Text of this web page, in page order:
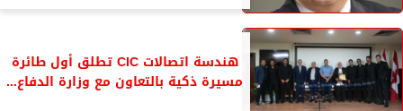
هندسة اتصالات CIC تطلق أول طائرة
مسيرة ذكية بالتعاون مع وزارة الدفاع...